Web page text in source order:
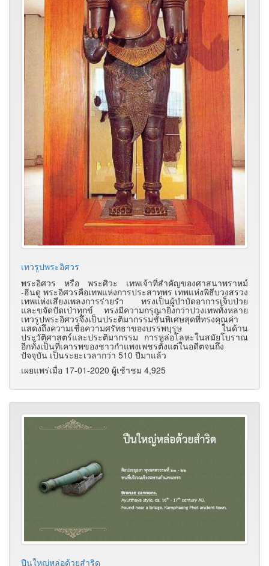
เทวรูปพระอิศวร
พระอิศวร หรือ พระศิวะ เทพเจ้าที่สำคัญของศาสนาพราหม์
-ฮินดู พระอิศวรคือเทพแห่งการประสาทพร เทพแห่งพิธีบวงสรวง
เทพแห่งเสียงเพลงการร่ายรำ ทรงเป็นผู้บำบัดอาการเจ็บป่วย
และขจัดปัดเป่าทุกข์ ทรงมีความกรุณายิ่งกว่าปวงเทพทั้งหลาย
เทวรูปพระอิศวรจึงเป็นประติมากรรมชั้นพิเศษสุดที่ทรงคุณค่า
แสดงถึงความเชื่อความศรัทธาของบรรพบุรุษ ในด้าน
ประวัติศาสตร์และประติมากรรม การหล่อโลหะในสมัยโบราณ
อีกทั้งเป็นที่เคารพของชาวกำแพงเพชรตั้งแต่ในอดีตจนถึง
ปัจจุบัน เป็นระยะเวลากว่า 510 ปีมาแล้ว
เผยแพร่เมื่อ 17-01-2020 ผู้เช้าชม 4,925
ปืนใหญ่หล่อด้วยสำริด